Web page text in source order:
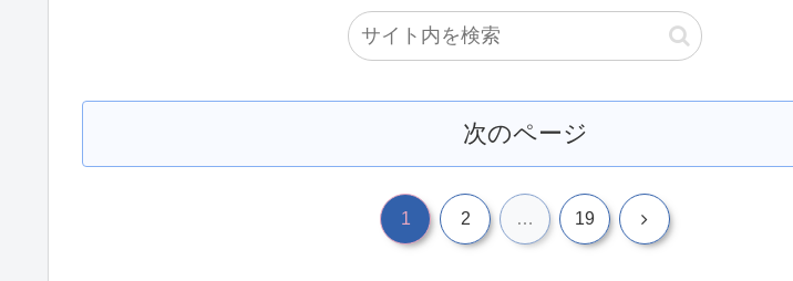
次のページ
1 2 … 19 次